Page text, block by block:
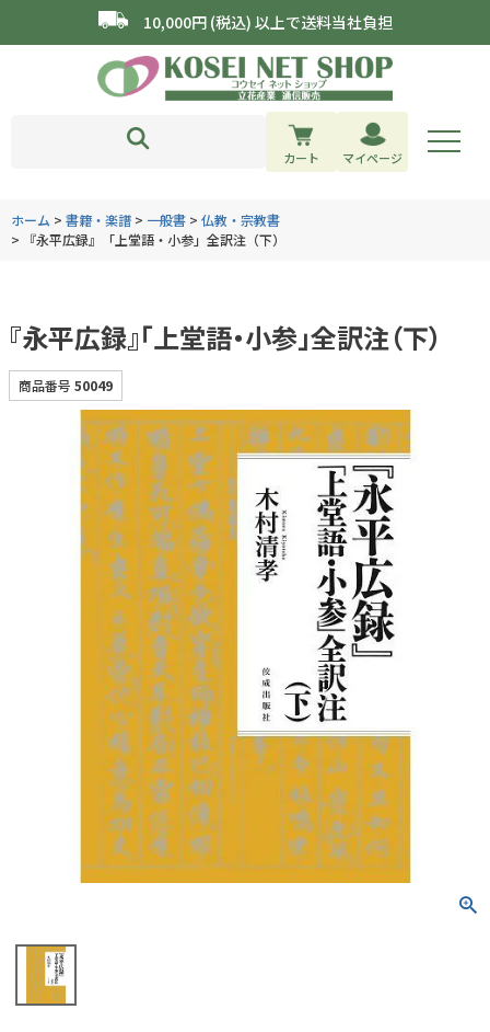
10,000円 (税込) 以上で送料当社負担
カート マイページ
ホーム 書籍・楽譜 一般書
仏教・宗教書
『永平広録』「上堂語・小参」全訳注（下）
『永平広録』「上堂語・小参」全訳注（下）
商品番号 50049